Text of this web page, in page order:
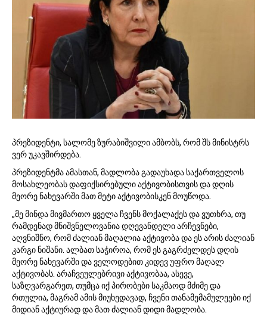
რ
ი
2
პრეზიდენტი, სალომე ზურაბიშვილი ამბობს, რომ შს მინისტრს
ვერ უკავშირდება.
პრეზიდენტმა ამასთან, მადლობა გადაუხადა საქართველოს
მოსახლეობას დაფიქსირებული აქტივობისთვის და დღის
მეორე ნახევარში მათ მეტი აქტივობისკენ მოუწოდა.
„მე მინდა მივმართო ყველა ჩვენს მოქალაქეს და ვუთხრა, თუ
რამდენად მნიშვნელოვანია დღევანდელი არჩევნები,
აღვნიშნო, რომ ძალიან მაღალია აქტივობა და ეს არის ძალიან
კარგი ნიშანი. ალბათ საჭიროა, რომ ეს გაგრძელდეს დღის
მეორე ნახევარში და ველოდებით კიდევ უფრო მაღალ
აქტივობას. არაჩვეულებრივი აქტივობაა, ასევე,
საზღვარგარეთ, თუმცა იქ პირობები საკმაოდ მძიმე და
რთულია, მაგრამ ამის მიუხედავად, ჩვენი თანამემამულეები იქ
მიდიან აქტიურად და მათ ძალიან დიდი მადლობა.